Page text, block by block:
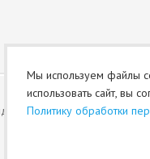
раздел (оферта)
Мы используем файлы
использовать сайт, вы
Политику обработки